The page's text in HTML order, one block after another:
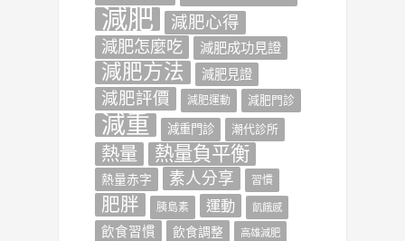
減肥
減肥心得
減肥怎麼吃
減肥成功見證
減肥方法 減肥見證
減肥評價 減肥運動 減肥門診
減重 減重門診 潮代診所
熱量 熱量負平衡
熱量赤字 素人分享 習慣
肥胖 胰島素 運動 飢餓感
飲食習慣 飲食調整 高雄減肥